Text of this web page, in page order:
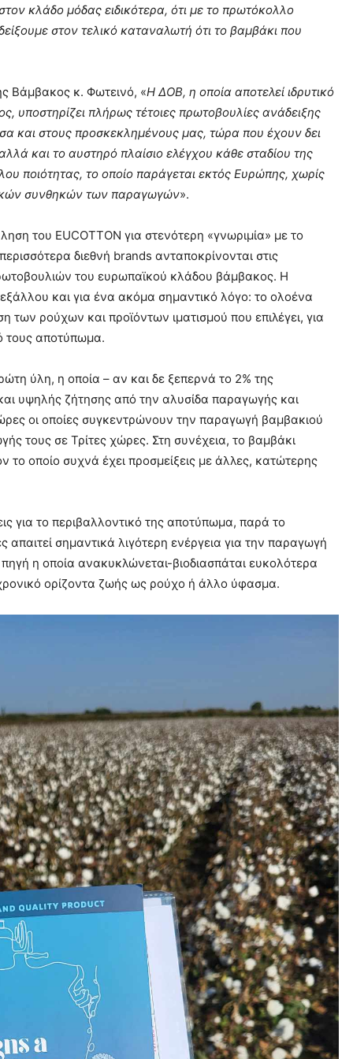
κλάδο μόδας ειδικότερα, ότι με το πρωτόκολλο
στον τελικό καταναλωτή ότι το βαμβάκι που
Βάμβακος κ. Φωτεινό, «Η ΔΟΒ, η οποία αποτελεί ιδρυτικό
πλήρως τέτοιες πρωτοβουλίες ανάδειξης
και στους προσκεκλημένους μας, τώρα που έχουν δει
και το αυστηρό πλαίσιο ελέγχου κάθε σταδίου της
ποιότητας, το οποίο παράγεται εκτός Ευρώπης, χωρίς
συνθηκών των παραγωγών».
του EUCOTTON για στενότερη «γνωριμία» με το
διεθνή brands ανταποκρίνονται στις
του ευρωπαϊκού κλάδου βάμβακος. Η
και για ένα ακόμα σημαντικό λόγο: το ολοένα
ρούχων και προϊόντων ιματισμού που επιλέγει, για
τους αποτύπωμα.
ύλη, η οποία – αν και δε ξεπερνά το 2% της
υψηλής ζήτησης από την αλυσίδα παραγωγής και
οι οποίες συγκεντρώνουν την παραγωγή βαμβακιού
τους σε Τρίτες χώρες. Στη συνέχεια, το βαμβάκι
το οποίο συχνά έχει προσμείξεις με άλλες, κατώτερης
για το περιβαλλοντικό της αποτύπωμα, παρά το
απαιτεί σημαντικά λιγότερη ενέργεια για την παραγωγή
η οποία ανακυκλώνεται-βιοδιασπάται ευκολότερα
ορίζοντα ζωής ως ρούχο ή άλλο ύφασμα.